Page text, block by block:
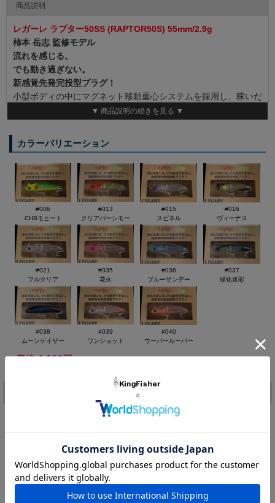
商品説明
レガーレ ラプター50SS (RAPTOR50S) 55mm/2.9g
柿本 岳志 監修モデル
流れを感じる。
でも動き過ぎない。
新感覚先発完投型プラグ！
小型ボディの中にマグネット移動重心システムを採用し、稼いだ
飛距離を十分に活用する立ち上がりの良さとロール中心の食わせ
い立ち上がりを実現。
広範囲を探るフルキャスト時はウェイトが移動することで飛距離
を稼ぎます。
遠くの流れを感じ、確実に食わせる。新感覚&キャッチ系ルア
ー！
◆LENGHT ：55mm
◆WEIGHT ： 2.9g タイプ ： スローシンキング フックサイ
ズ：#14 リングサイズ：#1
アクション：タイトローリング
潜行レンジ：10cm～
▼ 商品説明の続きを見る ▼
カラーバリエーション
#006
CHBモヒート
#013
クリアパーシモー
#015
スピネル
#016
ヴィーナス
#021
フルクリア
#035
花火
#036
ブルーサンデー
#037
緑化迷彩
#038
ムーンゲイザー
#039
ワンショット
#040
ウーパールーパー
価格:1,280円
購入数： 個